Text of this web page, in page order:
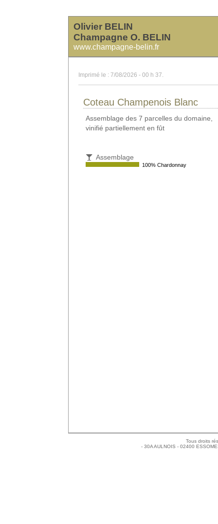
Olivier BELIN
Champagne O. BELIN
www.champagne-belin.fr
Imprimé le : 7/08/2026 - 00 h 37.
Coteau Champenois Blanc
Assemblage des 7 parcelles du domaine,
vinifié partiellement en fût
Assemblage
100% Chardonnay
Tous droits
- 30A AULNOIS - 02400